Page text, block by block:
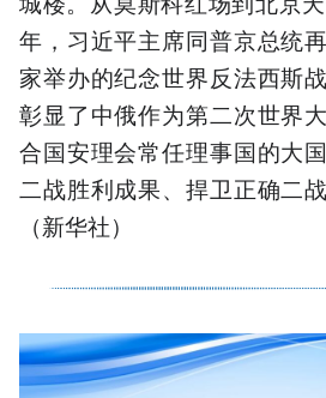
年，习近平主席同普京总统
家举办的纪念世界反法西斯
彰显了中俄作为第二次世界
合国安理会常任理事国的大
二战胜利成果、捍卫正确二
（新华社）